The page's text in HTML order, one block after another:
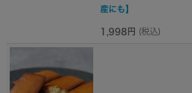
産にも】
1,998円 (税込)